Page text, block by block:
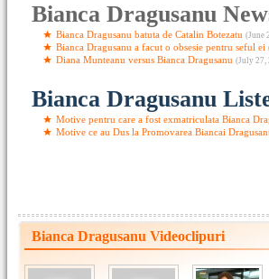
Bianca Dragusanu
Bianca Dragusanu batuta de Catalin Botezatu (June
Bianca Dragusanu a facut o obsesie pentru seful ei
Diana Munteanu versus Bianca Dragusanu (July 27,
Bianca Dragusanu
Motive pentru care a fost exmatriculata Bianca
Motive ce au Dus la Promovarea Biancai
Bianca Dragusanu Videoclipuri